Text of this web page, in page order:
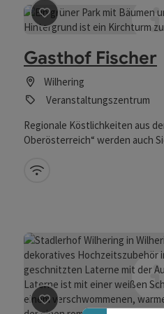
Beitrag merken: Gasthof
Gasthof Fischer
Wilhering
Veranstaltungszentrum
Regionale Köstlichkeiten aus
Oberösterreich“ werden auch
W-Lan (kostenlos)